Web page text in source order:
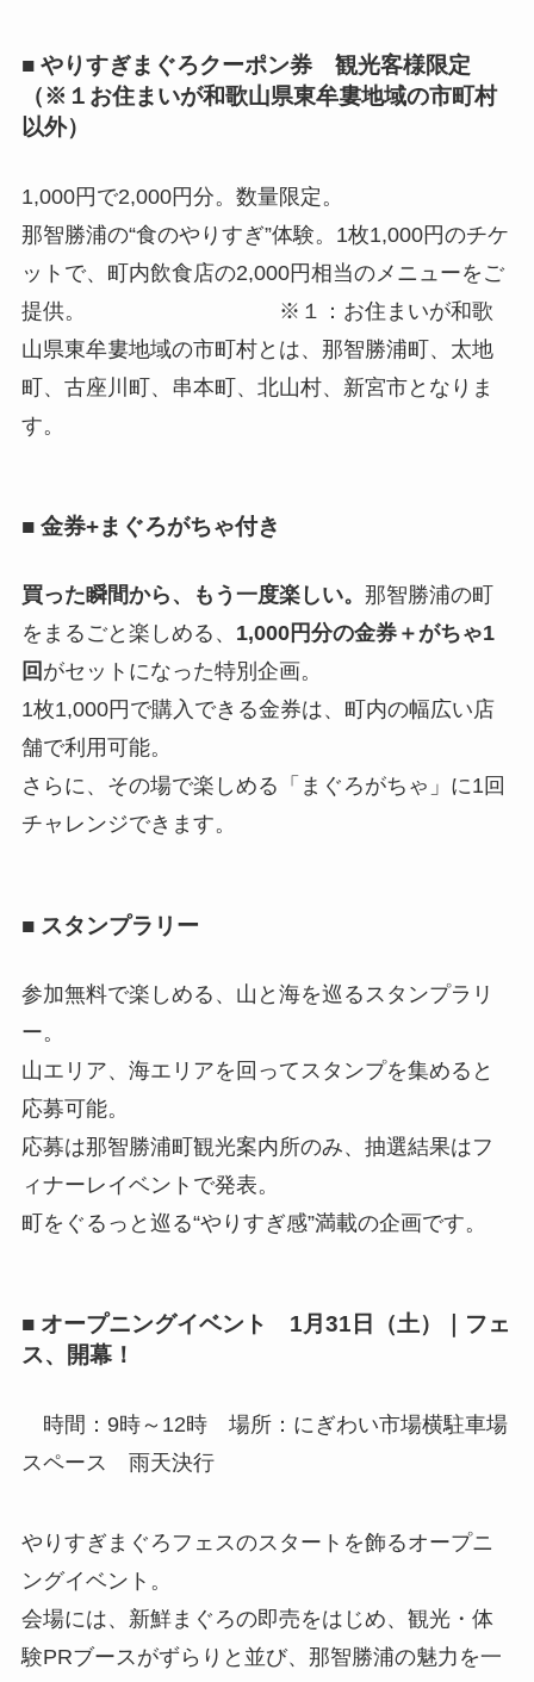
■ やりすぎまぐろクーポン券 観光客様限定
（※１お住まいが和歌山県東牟婁地域の市町村
以外）
1,000円で2,000円分。数量限定。
那智勝浦の“食のやりすぎ”体験。1枚1,000円のチケ
ットで、町内飲食店の2,000円相当のメニューをご
提供。 ※１：お住まいが和歌
山県東牟婁地域の市町村とは、那智勝浦町、太地
町、古座川町、串本町、北山村、新宮市となりま
す。
■ 金券+まぐろがちゃ付き
買った瞬間から、もう一度楽しい。 那智勝浦の町
をまるごと楽しめる、 1,000円分の金券＋がちゃ1
回 がセットになった特別企画。
1枚1,000円で購入できる金券は、町内の幅広い店
舗で利用可能。
さらに、その場で楽しめる「まぐろがちゃ」に1回
チャレンジできます。
■ スタンプラリー
参加無料で楽しめる、山と海を巡るスタンプラリ
ー。
山エリア、海エリアを回ってスタンプを集めると
応募可能。
応募は那智勝浦町観光案内所のみ、抽選結果はフ
ィナーレイベントで発表。
町をぐるっと巡る“やりすぎ感”満載の企画です。
■ オープニングイベント 1月31日（土）｜フェ
ス、開幕！
時間：9時～12時 場所：にぎわい市場横駐車場
スペース 雨天決行
やりすぎまぐろフェスのスタートを飾るオープニ
ングイベント。
会場には、新鮮まぐろの即売をはじめ、観光・体
験PRブースがずらりと並び、那智勝浦の魅力を一